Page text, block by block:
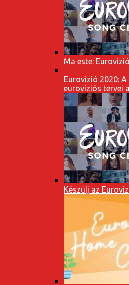
Ma este:
Eurovízió 2020:
eurovíziós tervei
Készülj az